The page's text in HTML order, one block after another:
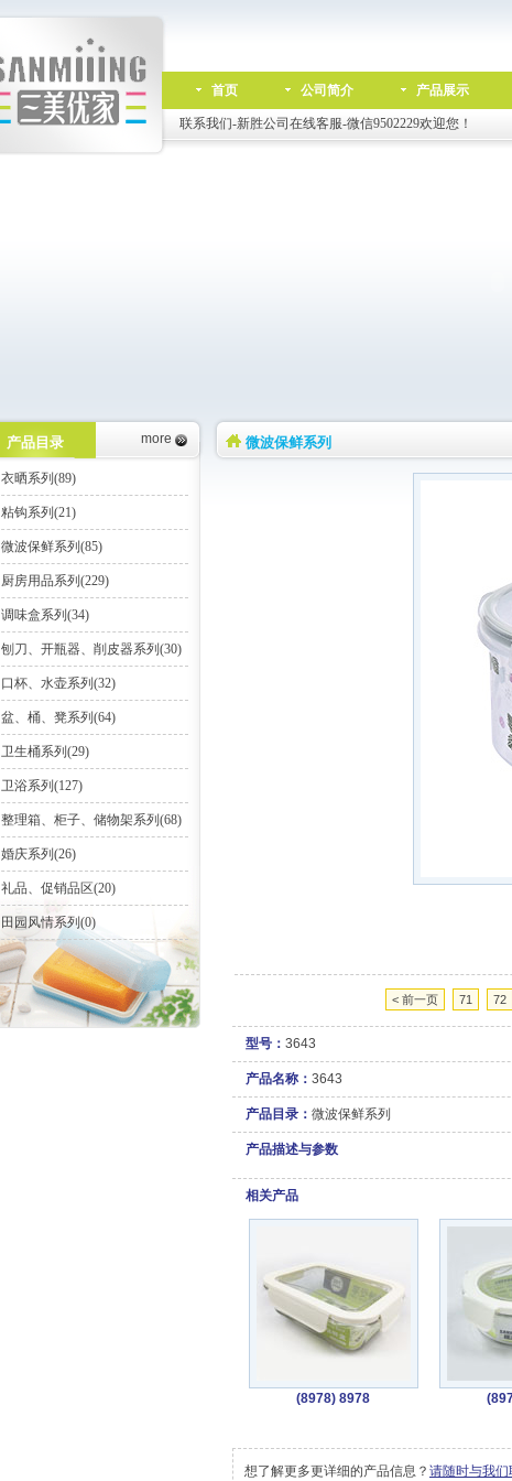
首页 公司简介 产品展示
联系我们-新胜公司在线客服-微信9502229欢迎您！
产品目录 more
衣晒系列(89)
粘钩系列(21)
微波保鲜系列(85)
厨房用品系列(229)
调味盒系列(34)
刨刀、开瓶器、削皮器系列(30)
口杯、水壶系列(32)
盆、桶、凳系列(64)
卫生桶系列(29)
卫浴系列(127)
整理箱、柜子、储物架系列(68)
婚庆系列(26)
礼品、促销品区(20)
田园风情系列(0)
微波保鲜系列
< 前一页 71 72
型号： 3643
产品名称： 3643
产品目录： 微波保鲜系列
产品描述与参数
相关产品
(8978) 8978
想了解更多更详细的产品信息？ 请随时与我们